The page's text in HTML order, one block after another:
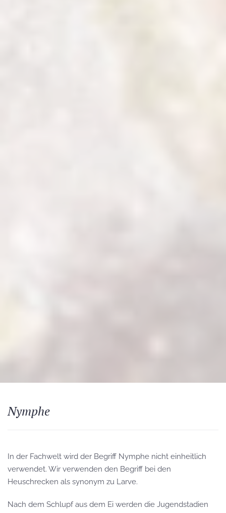
Nymphe
In der Fachwelt wird der Begriff Nymphe nicht einheitlich
verwendet. Wir verwenden den Begriff bei den
Heuschrecken als synonym zu Larve.
Nach dem Schlupf aus dem Ei werden die Jugendstadien